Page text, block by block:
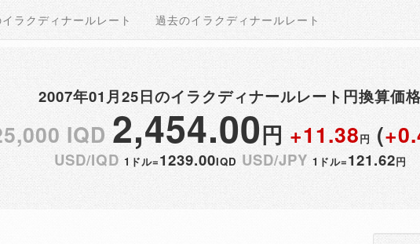
ラクディナールレート 過去のイラクディナールレート
2007年01月25日のイラクディナールレート円換算価格
IQD 2,454.00円 +11.38円 (
USD/IQD 1ドル=1239.00IQD USD/JPY 1ドル=121.62円